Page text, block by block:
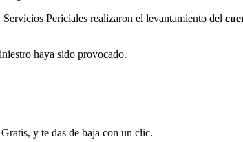
Periciales realizaron el levantamiento del
haya sido provocado.
y te das de baja con un clic.